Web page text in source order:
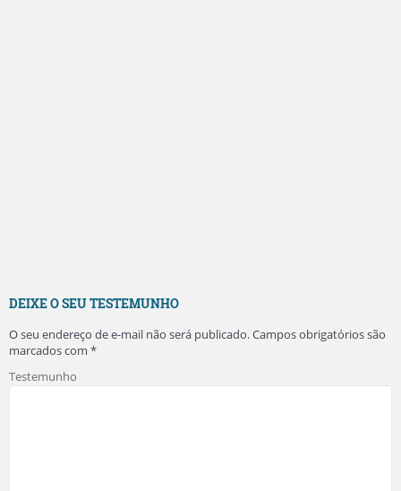
DEIXE O SEU TESTEMUNHO
O seu endereço de e-mail não será publicado.Campos obrigatórios são
marcados com *
Testemunho